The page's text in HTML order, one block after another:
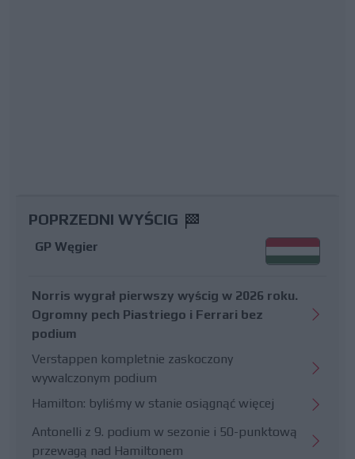
POPRZEDNI WYŚCIG
GP Węgier
Norris wygrał pierwszy wyścig w 2026 roku.
Ogromny pech Piastriego i Ferrari bez
podium
Verstappen kompletnie zaskoczony
wywalczonym podium
Hamilton: byliśmy w stanie osiągnąć więcej
Antonelli z 9. podium w sezonie i 50-punktową
przewagą nad Hamiltonem